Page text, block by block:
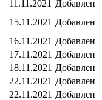
11.11.2021 Добавлен
15.11.2021 Добавлен
16.11.2021 Добавлен
17.11.2021 Добавлен
18.11.2021 Добавлен
22.11.2021 Добавлен
22.11.2021 Добавлен